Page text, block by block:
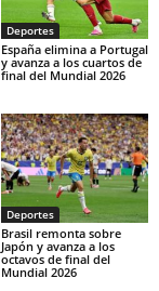
Deportes
España elimina a Portugal
y avanza a los cuartos de
final del Mundial 2026
Deportes
Brasil remonta sobre
Japón y avanza a los
octavos de final del
Mundial 2026